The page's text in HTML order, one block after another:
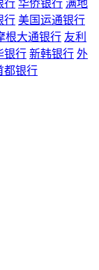
行 华侨银行 满地
行 美国运通银行
根大通银行 友利
银行 新韩银行 外
都银行